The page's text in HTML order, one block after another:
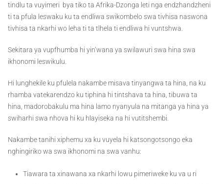
tindlu ta vuyimeri bya tiko ta Afrika-Dzonga leti nga endzhandzheni
ti ta pfula leswaku ku ta endliwa swikombelo swa tivhisa naswona
tivhisa ta nkarhi wo leha ti ta tlhela ti endliwa hi vuntshwa.
Sekitara ya vupfhumba hi yin’wana ya swilawuri swa hina swa
ikhonomi leswikulu.
Hi lunghekile ku pfulela nakambe misava tinyangwa ta hina, na ku
rhamba vatekarendzo ku tiphina hi tintshava ta hina, tibuwa ta
hina, madorobakulu ma hina lamo nyanyula na mitanga ya hina ya
swiharhi swa nhova hi ku hlayiseka na hi vutitshembi.
Nakambe tanihi xiphemu xa ku vuyela hi katsongotsongo eka
nghingiriko wa swa ikhonomi na swa vanhu:
Tiawara ta xinawana xa nkarhi lowu pimeriweke ku va u ri